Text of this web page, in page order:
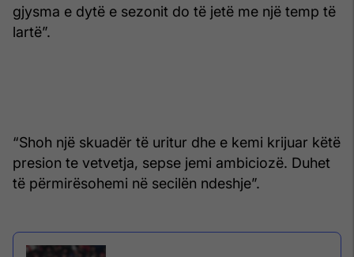
gjysma e dytë e sezonit do të jetë me një temp të
lartë”.
“Shoh një skuadër të uritur dhe e kemi krijuar këtë
presion te vetvetja, sepse jemi ambiciozë. Duhet
të përmirësohemi në secilën ndeshje”.